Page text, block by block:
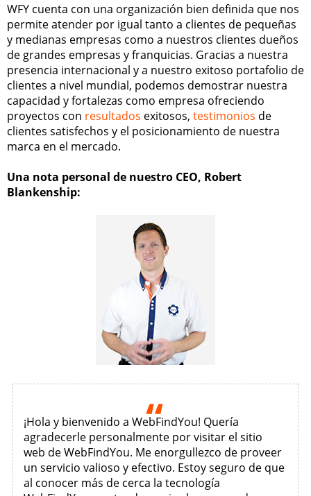
WFY cuenta con una organización bien definida que nos
permite atender por igual tanto a clientes de pequeñas
y medianas empresas como a nuestros clientes dueños
de grandes empresas y franquicias. Gracias a nuestra
presencia internacional y a nuestro exitoso portafolio de
clientes a nivel mundial, podemos demostrar nuestra
capacidad y fortalezas como empresa ofreciendo
proyectos con resultados exitosos, testimonios de
clientes satisfechos y el posicionamiento de nuestra
marca en el mercado.
Una nota personal de nuestro CEO, Robert
Blankenship:
¡Hola y bienvenido a WebFindYou! Quería
agradecerle personalmente por visitar el sitio
web de WebFindYou. Me enorgullezco de proveer
un servicio valioso y efectivo. Estoy seguro de que
al conocer más de cerca la tecnología